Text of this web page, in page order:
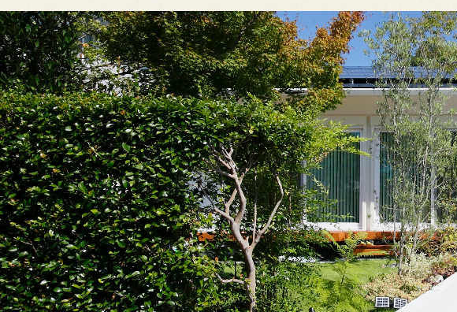
News
開催イベント
Blog
住んでる住まい見学会 家づくりの想い
動画コンテンツ
私たちがつくる家
家づくりの流れ
ZEH住宅
SDGsへの取り組み
資金のこと
安心サポート 注文住宅「Original」
平屋住宅